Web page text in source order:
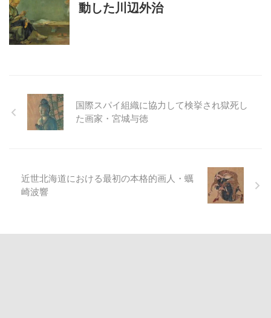
動した川辺外治
国際スパイ組織に協力して検挙され獄死し
た画家・宮城与徳
近世北海道における最初の本格的画人・蠣
崎波響